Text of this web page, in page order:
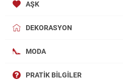
AŞK
DEKORASYON
MODA
PRATIK BILGILER